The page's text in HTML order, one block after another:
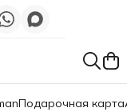
Подарочная карта